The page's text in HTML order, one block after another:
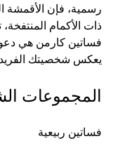
رسمية، فإن الأقمشة
ذات الأكمام
فساتين كارمن هي
يعكس شخصيتك
المجموعات
فساتين ربيعية